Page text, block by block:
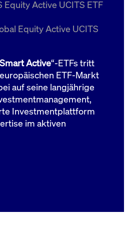
Equity Active UCITS ETF
Equity Active UCITS
Active“-ETFs tritt
ETF-Markt
auf seine langjährige
Investmentplattform
im aktiven
boerse.com
Domain
bis